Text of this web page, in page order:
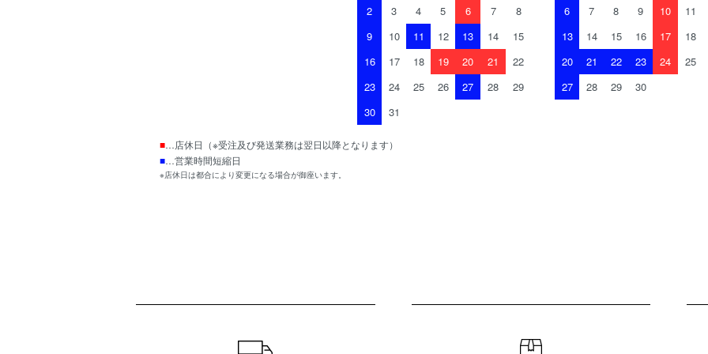
2
3 4 5 6 7
8
9
10 11 12 13 14
15
16
17 18 19 20 21
22
23
24 25 26 27 28
29
30
31
6
7 8 9 10
11
13
14 15 16 17
18
20
21 22 23 24
25
27
28 29 30
■…店休日（※受注及び発送業務は翌日以降となります）
■…営業時間短縮日
※店休日は都合により変更になる場合が御座います。